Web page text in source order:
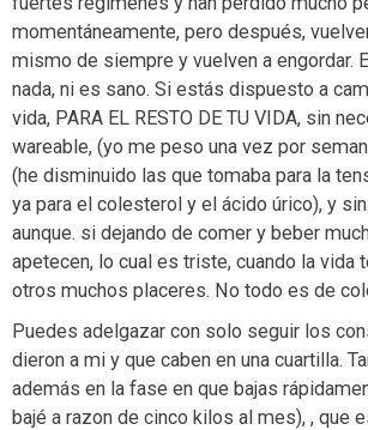
momentáneamente, pero después,
mismo de siempre y vuelven a engordar.
nada, ni es sano. Si estás dispuesto a
vida, PARA EL RESTO DE TU VIDA, sin
wareable, (yo me peso una vez por
(he disminuido las que tomaba para la
ya para el colesterol y el ácido úrico), y
aunque. si dejando de comer y beber
apetecen, lo cual es triste, cuando la vida
otros muchos placeres. No todo es de
Puedes adelgazar con solo seguir los
dieron a mi y que caben en una cuartilla.
además en la fase en que bajas
bajé a razon de cinco kilos al mes), , que